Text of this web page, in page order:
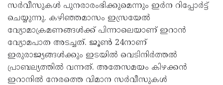
സർവീസുകൾ പുനരാരംഭിക്കുമെന്നും ഇർന റിപ്പോർട്ട്
ചെയ്യുന്നു. കഴിഞ്ഞമാസം ഇസ്രയേൽ
വ്യോമാക്രമണങ്ങൾക്ക് പിന്നാലെയാണ് ഇറാൻ
വ്യോമപാത അടച്ചത്. ജൂൺ 24നാണ്
ഇരുരാജ്യങ്ങൾക്കും ഇടയിൽ വെടിനിർത്തൽ
പ്രാബല്യത്തിൽ വന്നത്. അതേസമയം കിഴക്കൻ
ഇറാനിൽ നേരത്തെ വിമാന സർവീസുകൾ